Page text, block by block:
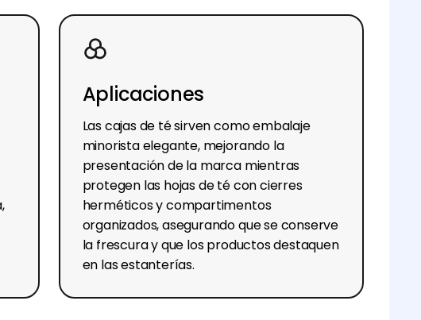
Aplicaciones
Las cajas de té sirven como embalaje
minorista elegante, mejorando la
presentación de la marca mientras
protegen las hojas de té con cierres
herméticos y compartimentos
organizados, asegurando que se conserve
la frescura y que los productos destaquen
en las estanterías.